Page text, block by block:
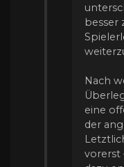
besser
Nach
eine
der
vorerst